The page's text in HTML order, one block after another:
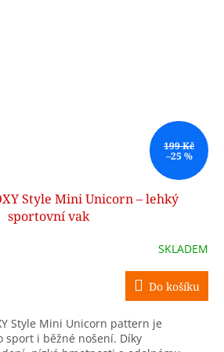
199 Kč
–25 %
Style Mini Unicorn – lehký
sportovní vak
SKLADEM
Do košíku
Style Mini Unicorn pattern je
sport i běžné nošení. Díky